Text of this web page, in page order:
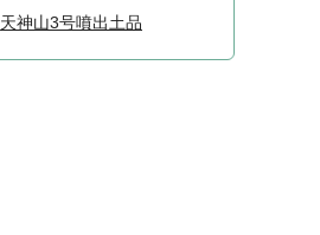
天神山3号噴出土品